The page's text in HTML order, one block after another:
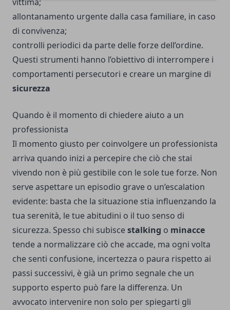
allontanamento urgente dalla casa familiare, in caso
di convivenza;
controlli periodici da parte delle forze dell’ordine.
Questi strumenti hanno l’obiettivo di interrompere i
comportamenti persecutori e creare un margine di
sicurezza
Quando è il momento di chiedere aiuto a un
professionista
Il momento giusto per coinvolgere un professionista
arriva quando inizi a percepire che ciò che stai
vivendo non è più gestibile con le sole tue forze. Non
serve aspettare un episodio grave o un’escalation
evidente: basta che la situazione stia influenzando la
tua serenità, le tue abitudini o il tuo senso di
sicurezza. Spesso chi subiscestalking o minacce
tende a normalizzare ciò che accade, ma ogni volta
che senti confusione, incertezza o paura rispetto ai
passi successivi, è già un primo segnale che un
supporto esperto può fare la differenza. Un
avvocato intervenire non solo per spiegarti gli